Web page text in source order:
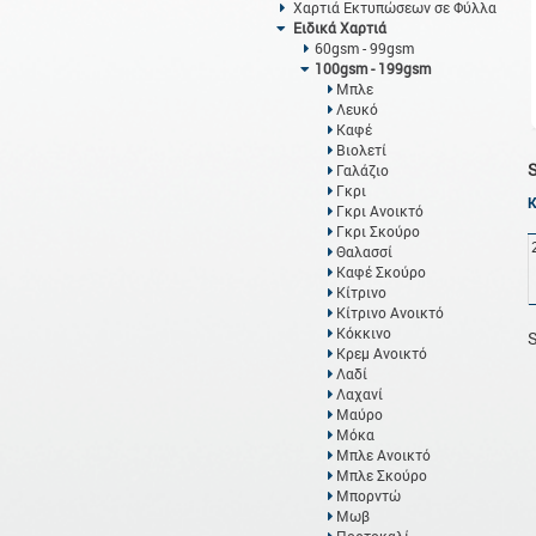
Χαρτιά Εκτυπώσεων σε Φύλλα
Ειδικά Χαρτιά
60gsm - 99gsm
100gsm - 199gsm
Μπλε
Λευκό
Καφέ
Βιολετί
Γαλάζιο
Γκρι
Γκρι Ανοικτό
Γκρι Σκούρο
Θαλασσί
Καφέ Σκούρο
Κίτρινο
Κίτρινο Ανοικτό
Κόκκινο
Κρεμ Ανοικτό
Λαδί
Λαχανί
Μαύρο
Μόκα
Μπλε Ανοικτό
Μπλε Σκούρο
Μπορντώ
Μωβ